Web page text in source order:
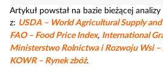
Artykuł powstał na bazie bieżącej
z: USDA – World Agricultural Supply
FAO – Food Price Index, International
Ministerstwo Rolnictwa i Rozwoju Wsi –
KOWR – Rynek zbóż.